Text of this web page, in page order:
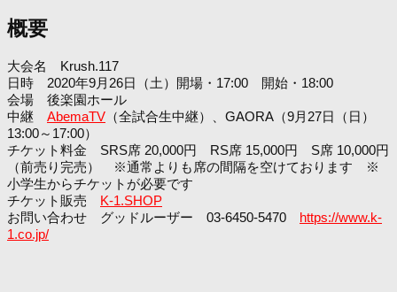
概要
大会名 Krush.117
日時 2020年9月26日（土）開場・17:00 開始・18:00
会場 後楽園ホール
中継 AbemaTV （全試合生中継）、GAORA（9月27日（日）
13:00～17:00）
チケット料金 SRS席 20,000円 RS席 15,000円 S席 10,000円
（前売り完売） ※通常よりも席の間隔を空けております ※
小学生からチケットが必要です
チケット販売
K-1.SHOP
お問い合わせ グッドルーザー 03-6450-5470
https://www.k-
1.co.jp/